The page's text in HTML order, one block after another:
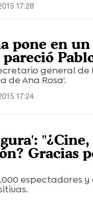
17:28
pone en
general de
de Ana Rosa'.
17:24
Gracias
espectadores